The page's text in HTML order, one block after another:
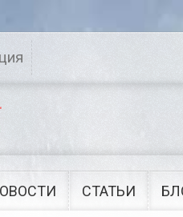
Исторические
Семейные
Фэнтези
Шоу видеоСТАТЬИ